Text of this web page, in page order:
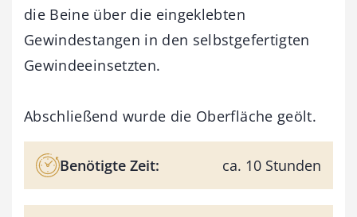
die Beine über die eingeklebten
Gewindestangen in den selbstgefertigten
Gewindeeinsetzten.
Abschließend wurde die Oberfläche geölt.
Benötigte Zeit: ca. 10 Stunden